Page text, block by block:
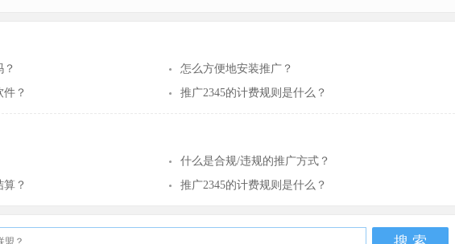
怎么方便地安装推广？
件？
推广2345的计费规则是什么？
什么是合规/违规的推广方式？
？
推广2345的计费规则是什么？